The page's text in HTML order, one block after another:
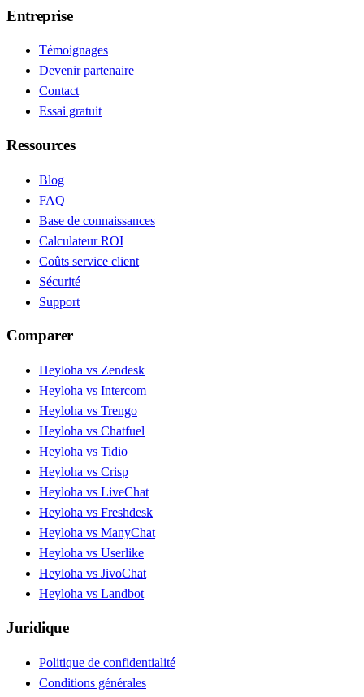
Entreprise
Témoignages
Devenir partenaire
Contact
Essai gratuit
Ressources
Blog
FAQ
Base de connaissances
Calculateur ROI
Coûts service client
Sécurité
Support
Comparer
Heyloha vs Zendesk
Heyloha vs Intercom
Heyloha vs Trengo
Heyloha vs Chatfuel
Heyloha vs Tidio
Heyloha vs Crisp
Heyloha vs LiveChat
Heyloha vs Freshdesk
Heyloha vs ManyChat
Heyloha vs Userlike
Heyloha vs JivoChat
Heyloha vs Landbot
Juridique
Politique de confidentialité
Conditions générales